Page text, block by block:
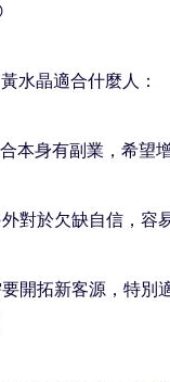
黃水晶適合什麼人：
本身有副業，希望
外對於欠缺自信，容
要開拓新客源，特別